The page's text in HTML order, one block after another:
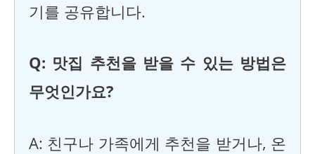
기를 공유합니다.
Q: 맛집 추천을 받을 수 있는 방법은
무엇인가요?
A: 친구나 가족에게 추천을 받거나, 온